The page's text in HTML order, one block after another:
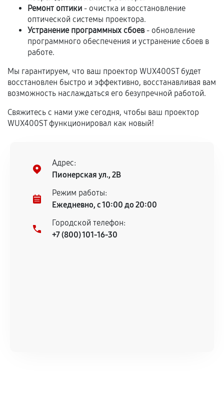
Если комплектующие куплены
самостоятельно
Гарантия на выполненные работы может
соблюдены следующие условия:
Предоставленные детали подходят по
техническим параметрам и не имеют внешних
дефектов.
Установка была выполнена нашим сервисным
остается на стороне производителя или
продавца. За качество сторонних деталей
сервисный центр ответственности не несет.
Ремонт оптики - очистка и восстановление
оптической системы проектора.
Устранение программных сбоев- обновление
программного обеспечения и устранение сбоев в
работе.
Мы гарантируем, что ваш проектор WUX400ST будет
восстановлен быстро и эффективно, восстанавливая вам
возможность наслаждаться его безупречной работой.
Свяжитесь с нами уже сегодня, чтобы ваш проектор
WUX400ST функционировал как новый!
Адрес:
Пионерская ул., 2В
Режим работы:
Ежедневно, с 10:00 до 20:00
Городской телефон:
+7 (800) 101-16-30